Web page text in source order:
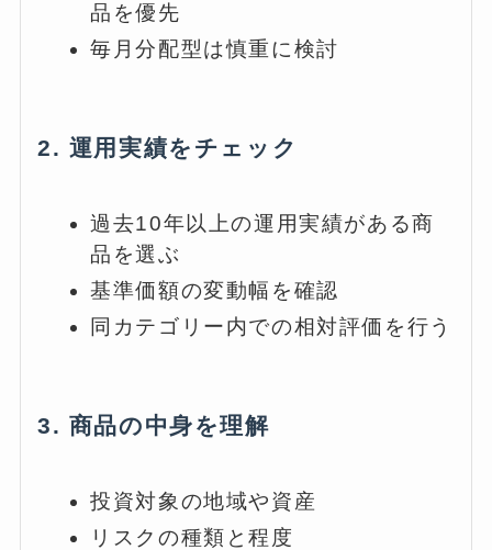
品を優先
毎月分配型は慎重に検討
2. 運用実績をチェック
過去10年以上の運用実績がある商
品を選ぶ
基準価額の変動幅を確認
同カテゴリー内での相対評価を行う
3. 商品の中身を理解
投資対象の地域や資産
リスクの種類と程度